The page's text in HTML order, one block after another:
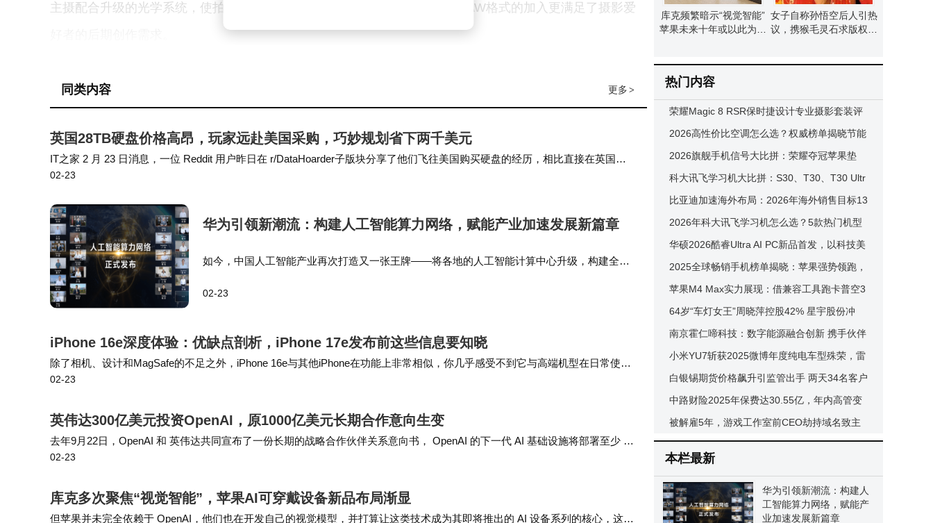
主摄配合升级的光学系统，使拍照细节呈现和低光表现达到专业水准，ProRAW格式的加入更满足了摄影爱
自然顺滑。全天候显示功能则通过低功耗模式持续展示关键信息，无需点亮屏幕即可查看时间、通知等内
容，极大提升了使用便利性。不锈钢中框与磨砂玻璃背板的组合，在保持精致质感的同时，有效提升了设
备的耐用性。
从市场定位来看，这款机型精准把握了消费者对高端体验与合理预算的平衡需求。与全新iPhone 15系
列相比，二手14 Pro在保持120Hz高刷屏、三摄系统和不锈钢边框等核心优势的同时，价格更具竞争力。对
于安卓阵营用户而言，其成熟的iOS生态系统和持续的软件更新支持，构成了重要的迁移吸引力。特别是12
8GB存储版本，通过合理的数据管理，完全能够满足大多数用户的日常使用需求，成为进入Pro级iPhone体
在购买决策方面，设备原始状态成为关键考量因素。专业验机服务可通过检测主板维修记录、屏幕更
但后续更换电池的成本和时间投入需要纳入总预算考量。建议优先选择提供官方验机报告或支持第三方检
测的交易渠道，确保设备为原装无拆修状态。
这款机型特别适合三类消费群体：一是追求极致体验但预算有限的苹果生态用户；二是从iPhone 11或
12系列升级，希望获得高刷新率屏幕和改进影像系统的用户；三是注重设备综合性能与品牌价值，在5000
更多 >
同类内容
英国28TB硬盘价格高昂，玩家远赴美国采购，巧妙规划省下两千美元
IT之家 2 月 23 日消息，一位 Reddit 用户昨日在 r/DataHoarder子版块分享了他们飞往美国购买硬盘的经历，相比直接在英国购
买节省了至少 2000 美元（IT之家注：现汇率约合 138…
02-23
华为引领新潮流：构建人工智能算力网络，赋能产业加速发展新篇章
如今，中国人工智能产业再次打造又一张王牌——将各地的人工智能计算中心升级，构建全新
络”实现算力、数据、生态“三汇聚”，…
02-23
iPhone 16e深度体验：优缺点剖析，iPhone 17e发布前这些信息要知晓
除了相机、设计和MagSafe的不足之外，iPhone 16e与其他iPhone在功能上非常相似，你几乎感受不到它与高端机型在日常使用
中的差别。我们目前并不推荐购买iPhone 16e，但即将推出的iPho…
02-23
英伟达300亿美元投资OpenAI，原1000亿美元长期合作意向生变
去年9月22日，OpenAI 和 英伟达共同宣布了一份长期的战略合作伙伴关系意向书， OpenAI 的下一代 AI 基础设施将部署至少 10
吉瓦的英伟达AI系统，以训练和运行其下一代模型。 《金融时报》最…
02-23
库克多次聚焦“视觉智能”，苹果AI可穿戴设备新品布局渐显
但苹果并未完全依赖于 OpenAI，他们也在开发自己的视觉模型，并打算让这类技术成为其即将推出的 AI 设备系列的核心，这些
库克频繁暗示“视觉智能”
苹果未来十年或以此为核
女子自称孙悟空后人引热
议，携猴毛灵石求版权，
热门内容
荣耀Magic 8 RSR保时捷设计专业摄影套装评
测：长焦新体验 出行减负担
2026高性价比空调怎么选？权威榜单揭晓节能
静音全能优选
2026旗舰手机信号大比拼：荣耀夺冠苹果垫
底，华为表现为何不尽人意？
科大讯飞学习机大比拼：S30、T30、T30 Ultr
a，AI精准学谁更胜一筹？
比亚迪加速海外布局：2026年海外销售目标13
0万辆，本地化生产全面推进
2026年科大讯飞学习机怎么选？5款热门机型
评测，为孩子找到专属学习好帮手
华硕2026酷睿Ultra AI PC新品首发，以科技美
学与强劲性能解锁多元场景新体验
2025全球畅销手机榜单揭晓：苹果强势领跑，
高端化趋势愈发凸显
苹果M4 Max实力展现：借兼容工具跑卡普空3
A大作帧率近百帧
64岁“车灯女王”周晓萍控股42% 星宇股份冲
刺“A+H”双上市新征程
南京霍仁啼科技：数字能源融合创新 携手伙伴
共绘绿色智能新蓝图
小米YU7斩获2025微博年度纯电车型殊荣，雷
军致谢并分享亮眼交付成绩
白银锡期货价格飙升引监管出手 两天34名客户
受限 国投白银LOF暂停申购
中路财险2025年保费达30.55亿，年内高管变
动不断，副总高立昌全面主持工作
被解雇5年，游戏工作室前CEO劫持域名致主
页变旅游页，损失超百万
本栏最新
华为引领新潮流：构建人
工智能算力网络，赋能产
业加速发展新篇章